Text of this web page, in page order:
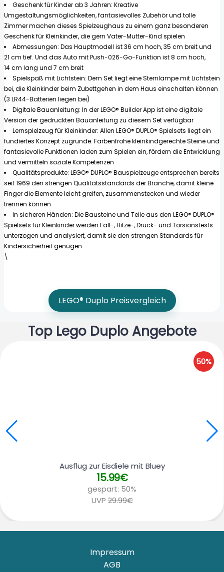
Geschenk für Kinder ab 3 Jahren: Kreative
Umgestaltungsmöglichkeiten, fantasievolles Zubehör und tolle
Zimmer machen dieses Spielzeughaus zu einem ganz besonderen
Geschenk für Kleinkinder, die gern Vater-Mutter-Kind spielen
Abmessungen: Das Hauptmodell ist 36 cm hoch, 35 cm breit und
21 cm tief. Und das Auto mit Push-026-Go-Funktion ist 8 cm hoch,
14 cm lang und 7 cm breit
Spielspaß mit Lichtstein: Dem Set liegt eine Sternlampe mit Lichtstein
bei, die Kleinkinder beim Zubettgehen in dem Haus einschalten können
(3 LR44-Batterien liegen bei)
Digitale Bauanleitung: In der LEGO® Builder App ist eine digitale
Version der gedruckten Bauanleitung zu diesem Set verfügbar
Lernspielzeug für Kleinkinder: Allen LEGO® DUPLO® Spielsets liegt ein
fundiertes Konzept zugrunde. Farbenfrohe kleinkindgerechte Steine und
fantasievolle Funktionen laden zum Spielen ein, fördern die Entwicklung
und vermitteln soziale Kompetenzen
Qualitätsprodukte: LEGO® DUPLO® Bauspielzeuge entsprechen bereits
seit 1969 den strengen Qualitätsstandards der Branche, damit kleine
Finger die Elemente leicht greifen, zusammenstecken und wieder
trennen können
In sicheren Händen: Die Bausteine und Teile aus den LEGO® DUPLO®
Spielsets für Kleinkinder werden Fall-, Hitze-, Druck- und Torsionstests
unterzogen und analysiert, damit sie den strengen Standards für
Kindersicherheit genügen
\
LEGO® Duplo Preisvergleich
Top Lego Duplo Angebote
50%
Ausflug zur Eisdiele mit Bluey
15.99€
gespart: 50%
UVP29.99€
Impressum
AGB